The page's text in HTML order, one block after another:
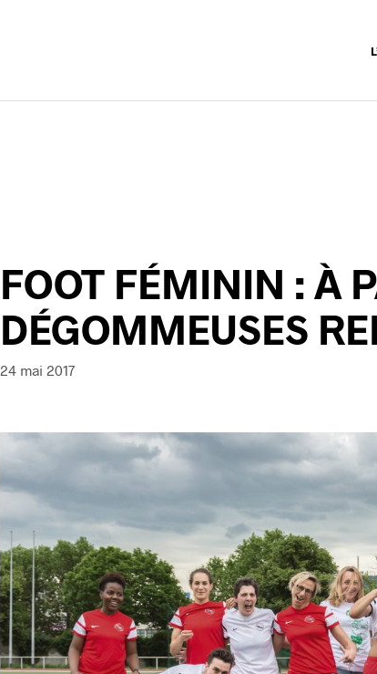
FOOT FÉMININ : À
DÉGOMMEUSES
24 mai 2017